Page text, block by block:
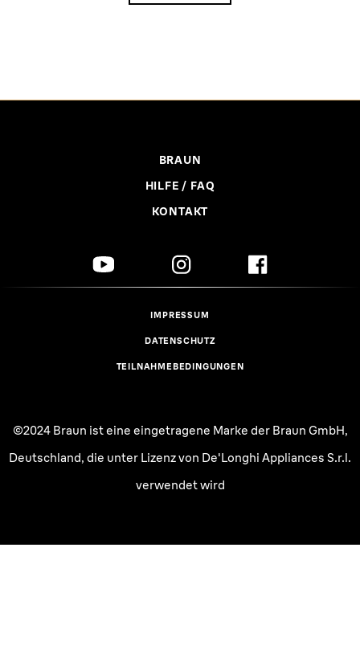
BRAUN
HILFE / FAQ
KONTAKT
IMPRESSUM
DATENSCHUTZ
TEILNAHMEBEDINGUNGEN
©2024 Braun ist eine eingetragene Marke der Braun GmbH,
Deutschland, die unter Lizenz von De'Longhi Appliances S.r.l.
verwendet wird